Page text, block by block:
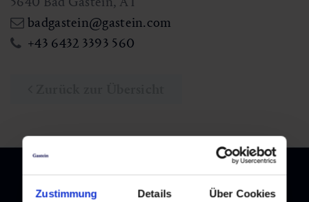
Zustimmung Details Über Cookies
badgastein@gastein.com
+43 6432 3393 560